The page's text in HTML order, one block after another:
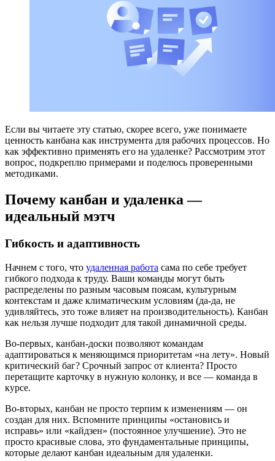
Если вы читаете эту статью, скорее всего, уже понимаете
ценность канбана как инструмента для рабочих процессов. Но
как эффективно применять его на удаленке? Рассмотрим этот
вопрос, подкреплю примерами и поделюсь проверенными
методиками.
Почему канбан и удаленка —
идеальный мэтч
Гибкость и адаптивность
Начнем с того, что удаленная работа сама по себе требует
гибкого подхода к труду. Ваши команды могут быть
распределены по разным часовым поясам, культурным
контекстам и даже климатическим условиям (да-да, не
удивляйтесь, это тоже влияет на производительность). Канбан
как нельзя лучше подходит для такой динамичной среды.
Во-первых, канбан-доски позволяют командам
адаптироваться к меняющимся приоритетам «на лету». Новый
критический баг? Срочный запрос от клиента? Просто
перетащите карточку в нужную колонку, и все — команда в
курсе.
Во-вторых, канбан не просто терпим к изменениям — он
создан для них. Вспомните принципы «остановись и
исправь» или «кайдзен» (постоянное улучшение). Это не
просто красивые слова, это фундаментальные принципы,
которые делают канбан идеальным для удаленки.